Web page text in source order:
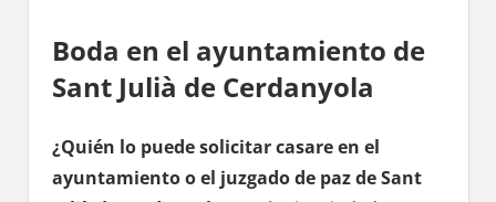
Boda en el ayuntamiento dе
Sant Julià dе Cerdanyola
¿Quién lo puede solicitar casare en el
ayuntamiento ο el juzgado dе paz dе Sant